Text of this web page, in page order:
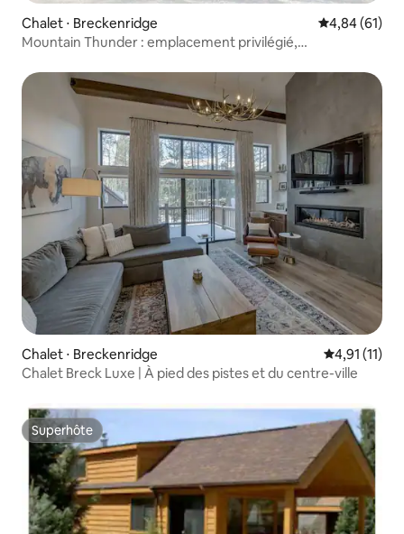
Chalet ⋅ Breckenridge Évaluation
4,84 (61)
Mountain Thunder : emplacement privilégié,
Chalet ⋅ Breckenridge Évaluation
4,91 (11)
Chalet Breck Luxe | À pied des pistes et du centre-ville
Superhôte
Superhôte